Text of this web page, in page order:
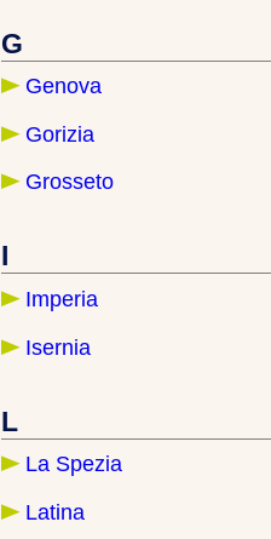
G
Genova
Gorizia
Grosseto
I
Imperia
Isernia
L
La Spezia
Latina